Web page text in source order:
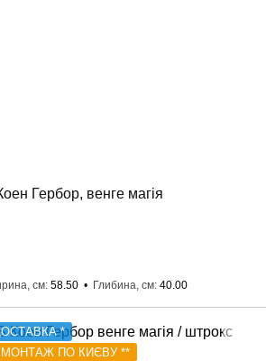
Гербор, венге магія
см 58.50 Глибина, см 40.00
*
ПО КИЄВУ **